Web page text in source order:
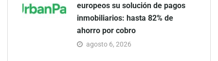
europeos su solución de pagos
inmobiliarios: hasta 82% de
ahorro por cobro
agosto 6, 2026